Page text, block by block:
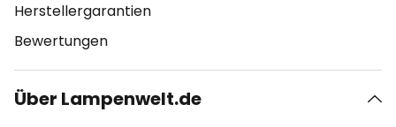
Herstellergarantien
Bewertungen
Über Lampenwelt.de